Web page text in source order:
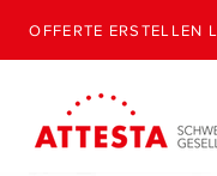
OFFERTE ERSTELLEN